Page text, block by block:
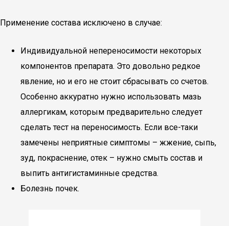
Применение состава исключено в случае:
Индивидуальной непереносимости некоторых
компонентов препарата. Это довольно редкое
явление, но и его не стоит сбрасывать со счетов.
Особенно аккуратно нужно использовать мазь
аллергикам, которым предварительно следует
сделать тест на переносимость. Если все-таки
замечены неприятные симптомы – жжение, сыпь,
зуд, покраснение, отек – нужно смыть состав и
выпить антигистаминные средства.
Болезнь почек.